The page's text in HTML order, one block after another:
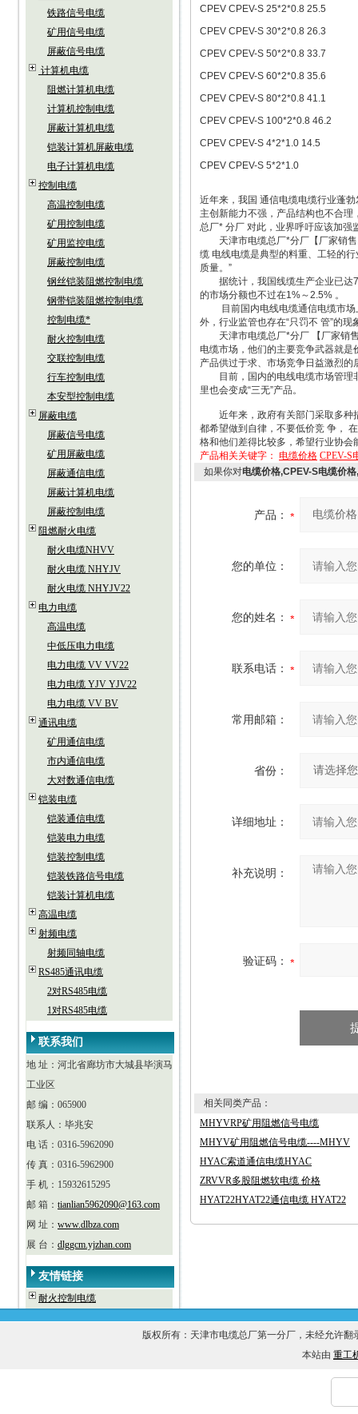
铁路信号电缆
矿用信号电缆
屏蔽信号电缆
计算机电缆
阻燃计算机电缆
计算机控制电缆
屏蔽计算机电缆
铠装计算机屏蔽电缆
电子计算机电缆
控制电缆
高温控制电缆
矿用控制电缆
矿用监控电缆
屏蔽控制电缆
钢丝铠装阻燃控制电缆
钢带铠装阻燃控制电缆
控制电缆*
耐火控制电缆
交联控制电缆
行车控制电缆
本安型控制电缆
屏蔽电缆
屏蔽信号电缆
矿用屏蔽电缆
屏蔽通信电缆
屏蔽计算机电缆
屏蔽控制电缆
阻燃耐火电缆
耐火电缆NHVV
耐火电缆 NHYJV
耐火电缆 NHYJV22
电力电缆
高温电缆
中低压电力电缆
电力电缆 VV VV22
电力电缆 YJV YJV22
电力电缆 VV BV
通讯电缆
矿用通信电缆
市内通信电缆
大对数通信电缆
铠装电缆
铠装通信电缆
铠装电力电缆
铠装控制电缆
铠装铁路信号电缆
铠装计算机电缆
高温电缆
射频电缆
射频同轴电缆
RS485通讯电缆
2对RS485电缆
1对RS485电缆
联系我们
地 址：河北省廊坊市大城县毕演马
工业区
邮 编：065900
联系人：毕兆安
电 话：0316-5962090
传 真：0316-5962900
手 机：15932615295
邮 箱： tianlian5962090@163.com
网 址： www.dlbza.com
展 台： dlggcm.yjzhan.com
友情链接
耐火控制电缆
CPEV CPEV-S 25*2*0.8 25.5
CPEV CPEV-S 30*2*0.8 26.3
CPEV CPEV-S 50*2*0.8 33.7
CPEV CPEV-S 60*2*0.8 35.6
CPEV CPEV-S 80*2*0.8 41.1
CPEV CPEV-S 100*2*0.8 46.2
CPEV CPEV-S 4*2*1.0 14.5
CPEV CPEV-S 5*2*1.0
近年来，我国 通信电缆电缆行业蓬
主创新能力不强，产品结构也不合
总厂* 分厂 对此，业界呼吁应该加强
天津市电缆总厂*分厂【厂家销售
缆 电线电缆是典型的料重、工轻的
质量。”
据统计，我国线缆生产企业已达
的市场分额也不过在1%～2.5% 。
目前国内电线电缆通信电缆市场上
外，行业监管也存在“只罚不 管”的
天津市电缆总厂*分厂 【厂家销售
电缆市场，他们的主要竞争武器就
产品供过于求、市场竞争日益激烈的
目前，国内的电线电缆市场管理非
里也会变成“三无”产品。
近年来，政府有关部门采取多种措
都希望做到自律，不要低价竞 争，
格和他们差得比较多，希望行业协
产品相关关键字： 电缆价格 CPEV-S
如果你对电缆价格,CPEV-S电缆价格,
产品：
您的单位：
您的姓名：
联系电话：
常用邮箱：
省份：
详细地址：
补充说明：
验证码：
相关同类产品：
MHYVRP矿用阻燃信号电缆
MHYV矿用阻燃信号电缆----MHYV
HYAC索道通信电缆HYAC
ZRVVR多股阻燃软电缆 价格
HYAT22HYAT22通信电缆 HYAT22
版权所有：天津市电缆总厂第一分厂，未经允许
本站由 重工